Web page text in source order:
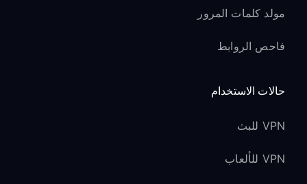
مولد كلمات المرور
فاحص الروابط
حالات الاستخدام
VPN للبث
VPN للألعاب